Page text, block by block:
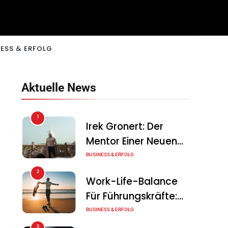
& ERFOLG
Aktuelle News
1
Irek Gronert: Der
Mentor Einer Neuen
Generation Von
BUSINESS & ERFOLG
2
Work-Life-Balance
Für Führungskräfte:
Illusion Oder Echte
BUSINESS & ERFOLG
3